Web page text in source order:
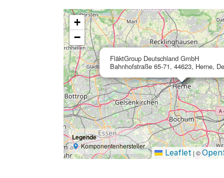
FläktGroup Deutschland GmbH
Bahnhofstraße 65-71, 44623, Herne,
+
−
Legende
Komponentenhersteller
Leaflet | ©